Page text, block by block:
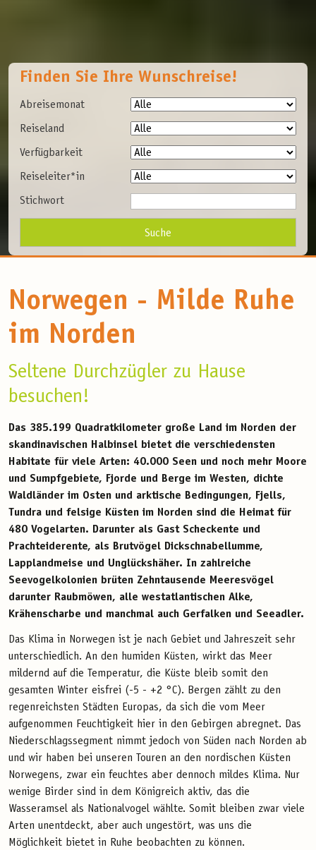
Finden Sie Ihre Wunschreise!
Abreisemonat
Reiseland
Verfügbarkeit
Reiseleiter*in
Stichwort
Norwegen - Milde Ruhe
im Norden
Seltene Durchzügler zu Hause
besuchen!
Das 385.199 Quadratkilometer große Land im Norden der
skandinavischen Halbinsel bietet die verschiedensten
Habitate für viele Arten: 40.000 Seen und noch mehr Moore
und Sumpfgebiete, Fjorde und Berge im Westen, dichte
Waldländer im Osten und arktische Bedingungen, Fjells,
Tundra und felsige Küsten im Norden sind die Heimat für
480 Vogelarten. Darunter als Gast Scheckente und
Prachteiderente, als Brutvögel Dickschnabellumme,
Lapplandmeise und Unglückshäher. In zahlreiche
Seevogelkolonien brüten Zehntausende Meeresvögel
darunter Raubmöwen, alle westatlantischen Alke,
Krähenscharbe und manchmal auch Gerfalken und Seeadler.
Das Klima in Norwegen ist je nach Gebiet und Jahreszeit sehr
unterschiedlich. An den humiden Küsten, wirkt das Meer
mildernd auf die Temperatur, die Küste bleib somit den
gesamten Winter eisfrei (-5 - +2 °C). Bergen zählt zu den
regenreichsten Städten Europas, da sich die vom Meer
aufgenommen Feuchtigkeit hier in den Gebirgen abregnet. Das
Niederschlagssegment nimmt jedoch von Süden nach Norden ab
und wir haben bei unseren Touren an den nordischen Küsten
Norwegens, zwar ein feuchtes aber dennoch mildes Klima. Nur
wenige Birder sind in dem Königreich aktiv, das die
Wasseramsel als Nationalvogel wählte. Somit bleiben zwar viele
Arten unentdeckt, aber auch ungestört, was uns die
Möglichkeit bietet in Ruhe beobachten zu können.